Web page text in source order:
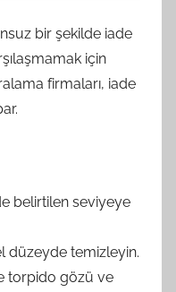
bir şekilde iade
için
firmaları, iade
belirtilen seviyeye
düzeyde temizleyin.
torpido gözü ve